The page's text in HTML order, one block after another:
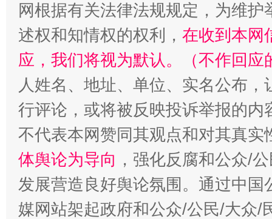
“蜀中异人”王建安的艺术幻境
网根据有关法律法规规定，为维
述权和知情权的权利， 在收到本网
应，我们将视为默认。（不作回应
人姓名、地址、单位、实名公布
行评论，或将被反映投诉举报的
不代表本网赞同其观点和对其真实
体舆论为导向 ，强化反腐和公众/
发展营造良好舆论氛围。通过中
媒网站架起政府和公众/公民/大众/